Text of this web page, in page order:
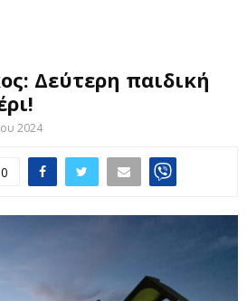
Δεύτερη παιδική
2024
0